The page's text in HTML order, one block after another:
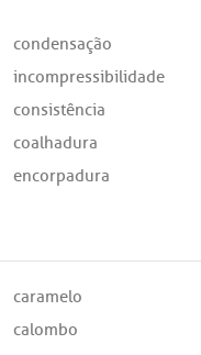
condensação
incompressibilidade
consistência
coalhadura
encorpadura
caramelo
calombo